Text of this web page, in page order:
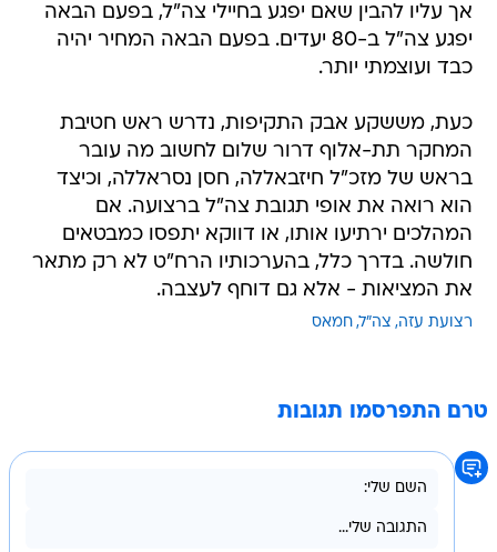
אך עליו להבין שאם יפגע בחיילי צה"ל, בפעם הבאה
יפגע צה"ל ב-80 יעדים. בפעם הבאה המחיר יהיה
כבד ועוצמתי יותר.
כעת, מששקע אבק התקיפות, נדרש ראש חטיבת
המחקר תת-אלוף דרור שלום לחשוב מה עובר
בראש של מזכ"ל חיזבאללה, חסן נסראללה, וכיצד
הוא רואה את אופי תגובת צה"ל ברצועה. אם
המהלכים ירתיעו אותו, או דווקא יתפסו כמבטאים
חולשה. בדרך כלל, בהערכותיו הרח"ט לא רק מתאר
את המציאות - אלא גם דוחף לעצבה.
רצועת עזה צה"ל חמאס
טרם התפרסמו תגובות